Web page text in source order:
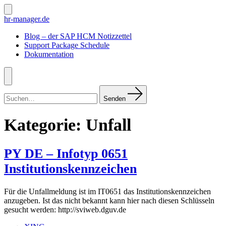
Zum
Inhalt
Suche
ein-/ausblenden
hr-manager.de
Blog – der SAP HCM Notizzettel
Support Package Schedule
Dokumentation
Menü
nach:
Senden
Kategorie: Unfall
PY DE – Infotyp 0651
Institutionskennzeichen
Für die Unfallmeldung ist im IT0651 das Institutionskennzeichen
anzugeben. Ist das nicht bekannt kann hier nach diesen Schlüsseln
gesucht werden: http://sviweb.dguv.de